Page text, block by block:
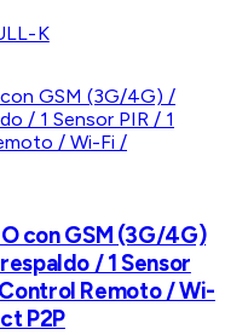
K
con GSM (3G/4G)
/ 1 Sensor
Remoto / Wi-
P2P